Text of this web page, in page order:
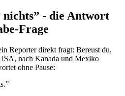
nichts” - die Antwort
Frage
Reporter direkt fragt: Bereust du,
nach Kanada und Mexiko
ohne Pause: